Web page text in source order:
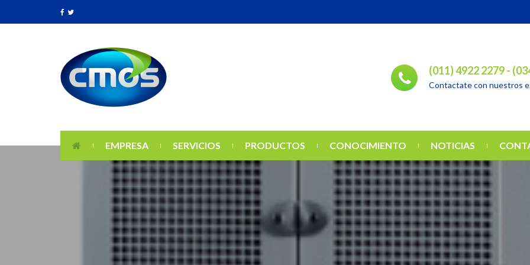
(011) 4922 2279 -
Contactate con nuestros
EMPRESA SERVICIOS PRODUCTOS CONOCIMIENTO NOTICIAS